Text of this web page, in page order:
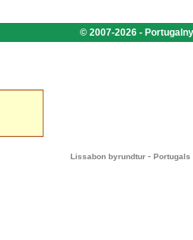
© 2007-2026 -
Lissabon byrundtur - Portugals